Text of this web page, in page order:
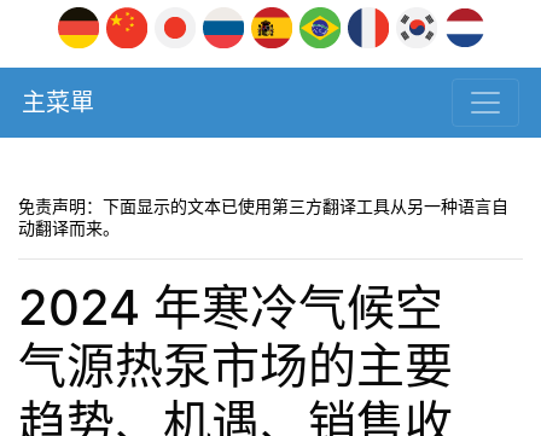
主菜單
免责声明：下面显示的文本已使用第三方翻译工具从另一种语言自
动翻译而来。
2024 年寒冷气候空
气源热泵市场的主要
趋势、机遇、销售收